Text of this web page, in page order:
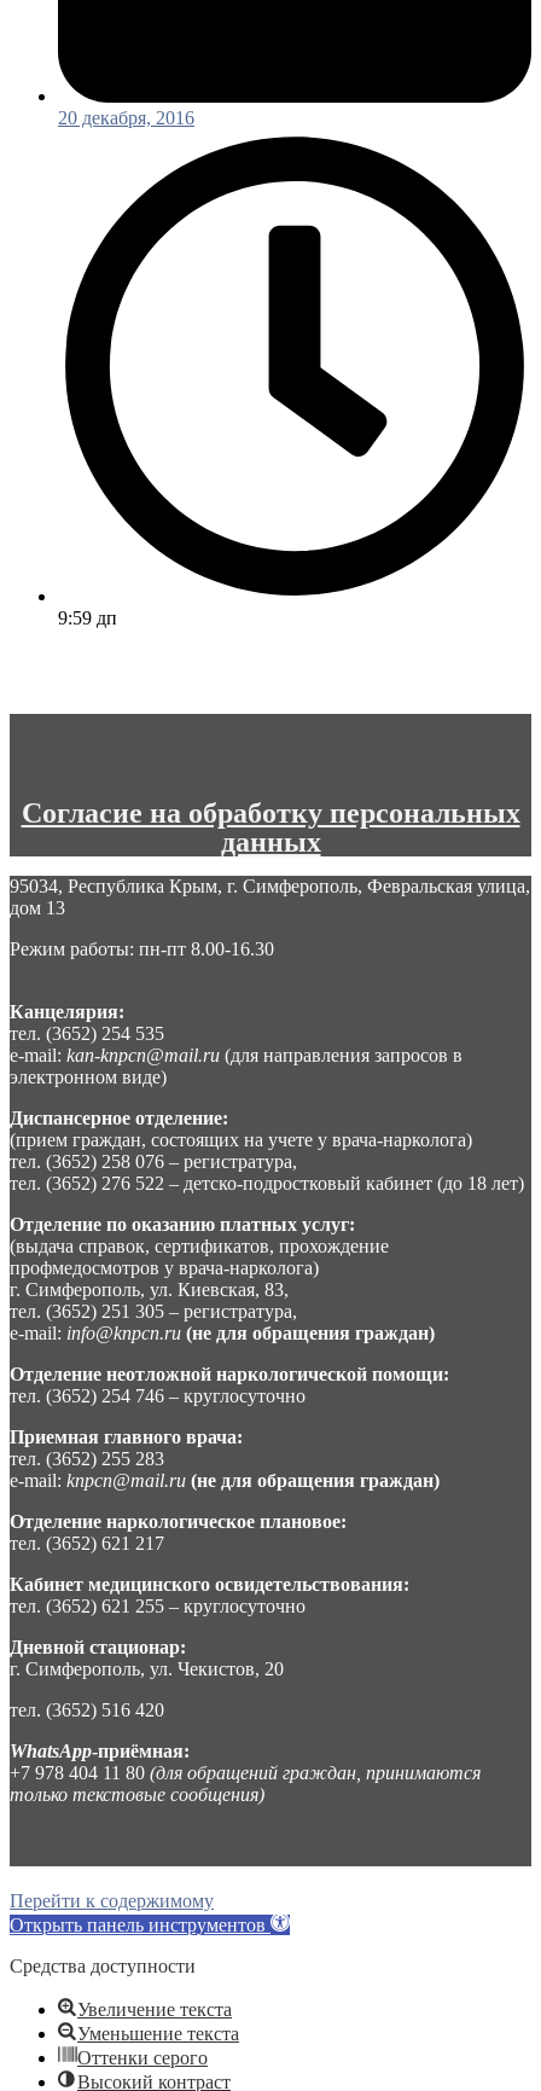
20 декабря, 2016
9:59 дп
Согласие на обработку персональных
данных
95034, Республика Крым, г. Симферополь, Февральская улица,
дом 13
Режим работы: пн-пт 8.00-16.30
Канцелярия:
тел. (3652) 254 535
e-mail: kan-knpcn@mail.ru (для направления запросов в
электронном виде)
Диспансерное отделение:
(прием граждан, состоящих на учете у врача-нарколога)
тел. (3652) 258 076 – регистратура,
тел. (3652) 276 522 – детско-подростковый кабинет (до 18 лет)
Отделение по оказанию платных услуг:
(выдача справок, сертификатов, прохождение
профмедосмотров у врача-нарколога)
г. Симферополь, ул. Киевская, 83,
тел. (3652) 251 305 – регистратура,
e-mail: info@knpcn.ru (не для обращения граждан)
Отделение неотложной наркологической помощи:
тел. (3652) 254 746 – круглосуточно
Приемная главного врача:
тел. (3652) 255 283
e-mail: knpcn@mail.ru (не для обращения граждан)
Отделение наркологическое плановое:
тел. (3652) 621 217
Кабинет медицинского освидетельствования:
тел. (3652) 621 255 – круглосуточно
Дневной стационар:
г. Симферополь, ул. Чекистов, 20
тел. (3652) 516 420
WhatsApp-приёмная:
+7 978 404 11 80 (для обращений граждан, принимаются
только текстовые сообщения)
Перейти к содержимому
Открыть панель инструментов
Средства доступности
Увеличение текста
Уменьшение текста
Оттенки серого
Высокий контраст